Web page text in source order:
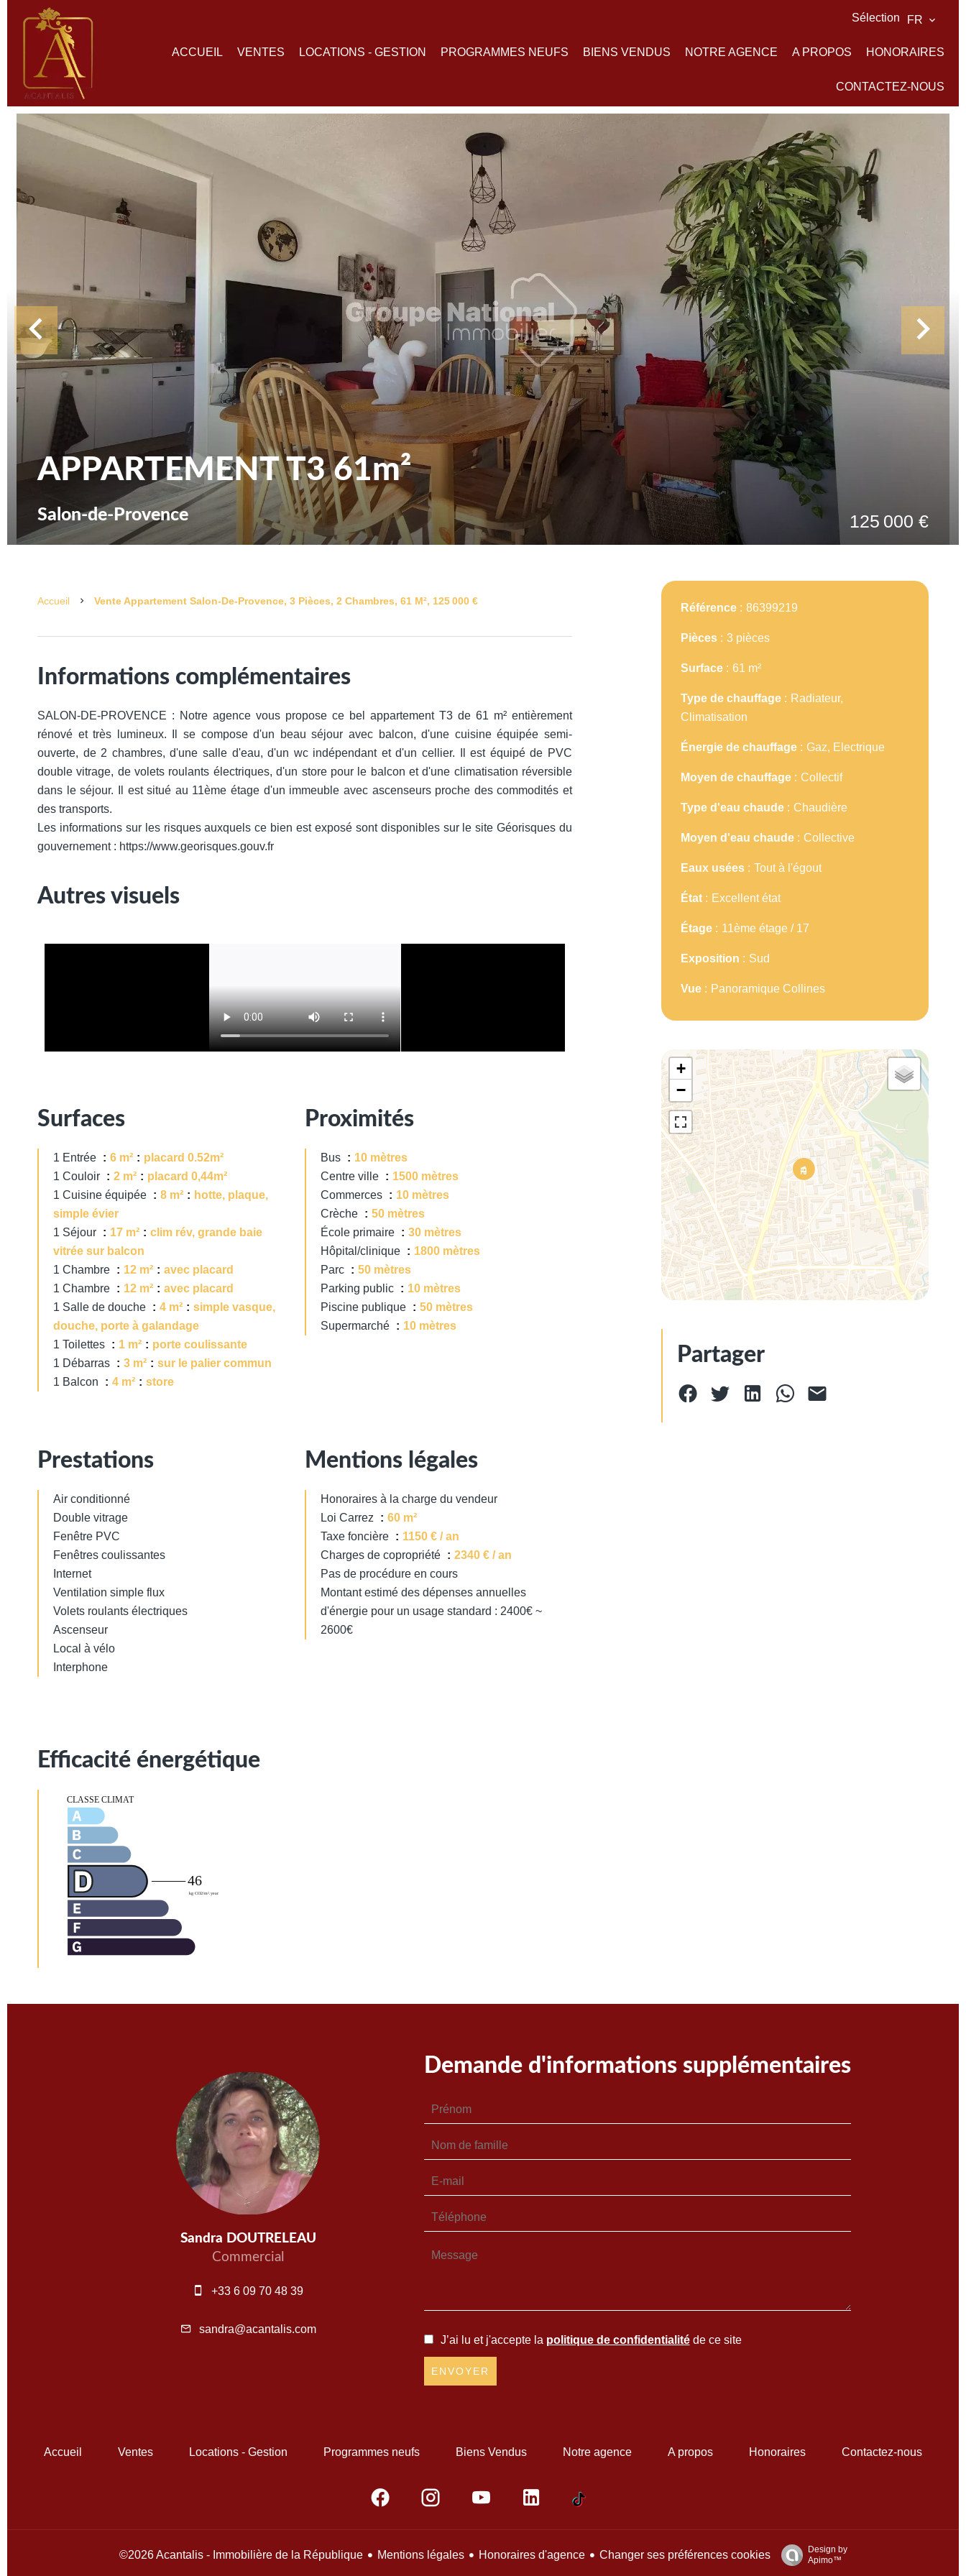
Sélection FR
ACCUEIL VENTES LOCATIONS - GESTION PROGRAMMES NEUFS BIENS VENDUS NOTRE AGENCE A PROPOS HONORAIRES
CONTACTEZ-NOUS
APPARTEMENT T3 61m²
Salon-de-Provence 125 000 €
Accueil Vente Appartement Salon-De-Provence, 3 Pièces, 2 Chambres, 61 M², 125 000 €
Informations complémentaires
SALON-DE-PROVENCE : Notre agence vous propose ce bel appartement T3 de 61 m² entièrement
rénové et très lumineux. Il se compose d'un beau séjour avec balcon, d'une cuisine équipée semi-
ouverte, de 2 chambres, d'une salle d'eau, d'un wc indépendant et d'un cellier. Il est équipé de PVC
double vitrage, de volets roulants électriques, d'un store pour le balcon et d'une climatisation réversible
dans le séjour. Il est situé au 11ème étage d'un immeuble avec ascenseurs proche des commodités et
des transports.
Les informations sur les risques auxquels ce bien est exposé sont disponibles sur le site Géorisques du
gouvernement : https://www.georisques.gouv.fr
Autres visuels
Surfaces
1 Entrée 6 m²
placard 0.52m²
1 Couloir
2 m²
placard 0,44m²
1 Cuisine équipée
8 m²
hotte, plaque,
simple évier
1 Séjour
17 m²
clim rév, grande baie
vitrée sur balcon
1 Chambre
12 m²
avec placard
1 Chambre
12 m²
avec placard
1 Salle de douche
4 m²
simple vasque,
douche, porte à galandage
1 Toilettes
1 m²
porte coulissante
1 Débarras
3 m²
sur le palier commun
1 Balcon
4 m² store
Proximités
Bus
10 mètres
Centre ville
1500 mètres
Commerces
10 mètres
Crèche
50 mètres
École primaire
30 mètres
Hôpital/clinique
1800 mètres
Parc
50 mètres
Parking public
10 mètres
Piscine publique
50 mètres
Supermarché
10 mètres
Prestations
Air conditionné
Double vitrage
Fenêtre PVC
Fenêtres coulissantes
Internet
Ventilation simple flux
Volets roulants électriques
Ascenseur
Local à vélo
Interphone
Mentions légales
Honoraires à la charge du vendeur
Loi Carrez
60 m²
Taxe foncière
1150 € / an
Charges de copropriété
2340 € / an
Pas de procédure en cours
Montant estimé des dépenses annuelles
d'énergie pour un usage standard : 2400€ ~
2600€
Efficacité énergétique
Référence 86399219
Pièces 3 pièces
Surface 61 m²
Type de chauffage
Radiateur,
Climatisation
Énergie de chauffage Gaz, Electrique
Moyen de chauffage Collectif
Type d'eau chaude Chaudière
Moyen d'eau chaude Collective
Eaux usées Tout à l'égout
État Excellent état
Étage 11ème étage / 17
Exposition Sud
Vue Panoramique Collines
+
−
Partager
Sandra DOUTRELEAU
Commercial
+33 6 09 70 48 39
sandra@acantalis.com
Demande d'informations supplémentaires
J’ai lu et j'accepte la politique de confidentialitéde ce site
ENVOYER
Accueil Ventes Locations - Gestion Programmes neufs Biens Vendus Notre agence A propos Honoraires Contactez-nous
©2026 Acantalis - Immobilière de la République Mentions légales Honoraires d'agence Changer ses préférences cookies
Design by
Apimo™